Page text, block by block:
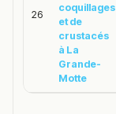
26
coquillages
et de
crustacés
à La
Grande-
Motte